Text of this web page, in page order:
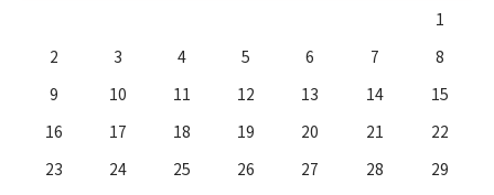
1
2
3 4 5 6 7
8
9
10 11 12 13 14
15
16
17 18 19 20 21
22
23
24 25 26 27 28
29